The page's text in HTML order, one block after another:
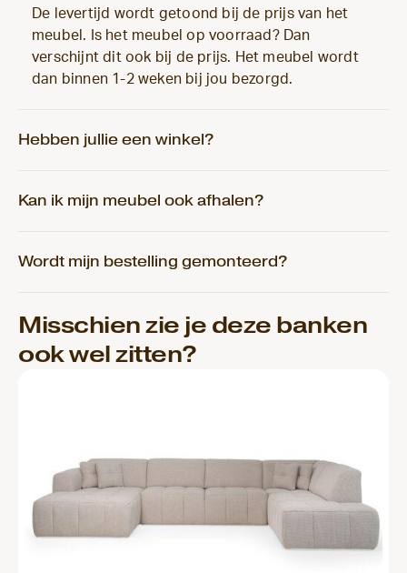
De levertijd wordt getoond bij de prijs van het
meubel. Is het meubel op voorraad? Dan
verschijnt dit ook bij de prijs. Het meubel wordt
dan binnen 1-2 weken bij jou bezorgd.
Hebben jullie een winkel?
Kan ik mijn meubel ook afhalen?
Wordt mijn bestelling gemonteerd?
Misschien zie je deze banken
ook wel zitten?